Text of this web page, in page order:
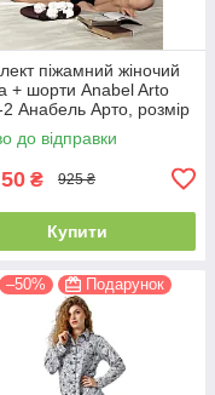
піжамний жіночий
+ шорти Anabel Arto
Анабель Арто, розмір
до відправки
₴ 925 ₴
Купити
–50% Подарунок